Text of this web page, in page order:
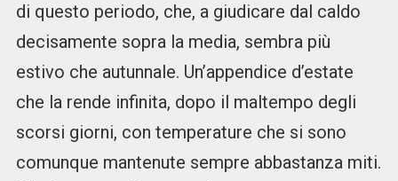
di questo periodo, che, a giudicare dal caldo
decisamente sopra la media, sembra più
estivo che autunnale. Un’appendice d’estate
che la rende infinita, dopo il maltempo degli
scorsi giorni, con temperature che si sono
comunque mantenute sempre abbastanza miti.